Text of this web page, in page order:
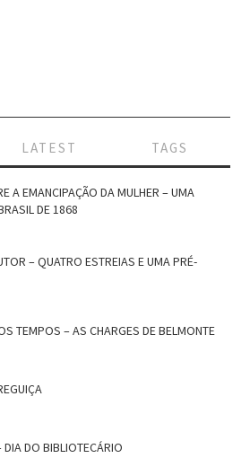
LATEST TAGS
A EMANCIPAÇÃO DA MULHER – UMA
DE 1868
– QUATRO ESTREIAS E UMA PRÉ-
TEMPOS – AS CHARGES DE BELMONTE
DO BIBLIOTECÁRIO